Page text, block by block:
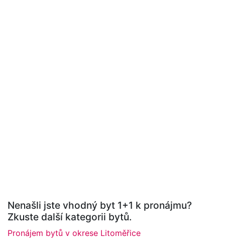
Nenašli jste vhodný byt 1+1 k pronájmu?
Zkuste další kategorii bytů.
Pronájem bytů v okrese Litoměřice